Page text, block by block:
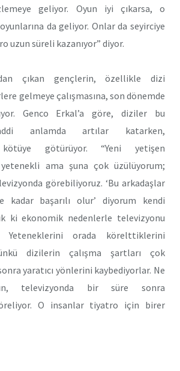
geliyor. Oyun iyi çıkarsa, o
da geliyor. Onlar da seyirciye
uzun süreli kazanıyor” diyor.
çıkan gençlerin, özellikle dizi
gelmeye çalışmasına, son dönemde
Genco Erkal’a göre, diziler bu
anlamda artılar katarken,
kötüye götürüyor. “Yeni yetişen
ama şuna çok üzülüyorum;
görebiliyoruz. ‘Bu arkadaşlar
kadar başarılı olur’ diyorum kendi
ki ekonomik nedenlerle televizyonu
Yeteneklerini orada körelttiklerini
dizilerin çalışma şartları çok
yaratıcı yönlerini kaybediyorlar. Ne
televizyonda bir süre sonra
O insanlar tiyatro için birer